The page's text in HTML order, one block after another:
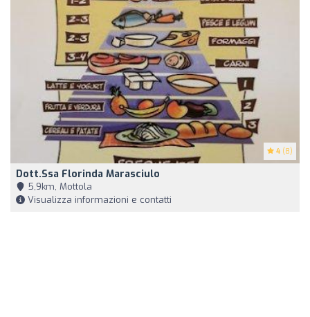
4 (8)
Dott.ssa Florinda Marasciulo
5,9km, Mottola
Visualizza informazioni e contatti